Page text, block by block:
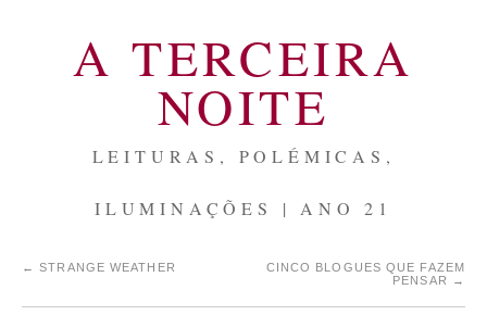
A TERCEIRA
NOITE
LEITURAS, POLÉMICAS,
ILUMINAÇÕES | ANO 21
← STRANGE WEATHER
CINCO BLOGUES QUE FAZEM
PENSAR
→